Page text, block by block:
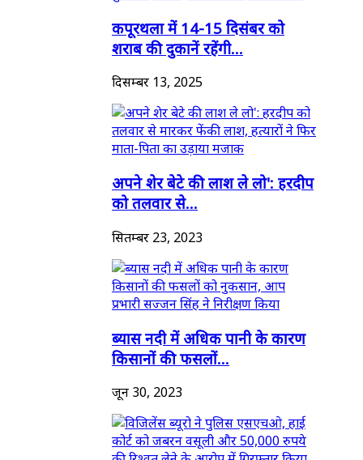
कपूरथला में 14-15 दिसंबर को
शराब की दुकानें रहेंगी...
दिसम्बर 13, 2025
अपने शेर बेटे की लाश ले लो': हरदीप
को तलवार से...
सितम्बर 23, 2023
ब्यास नदी में अधिक पानी के कारण
किसानों की फसलों...
जून 30, 2023